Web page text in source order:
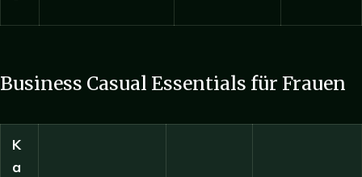
Business Casual Essentials für Frauen
K
a